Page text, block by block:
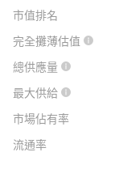
市值排名
完全攤薄估值
總供應量
最大供給
市場佔有率
流通率